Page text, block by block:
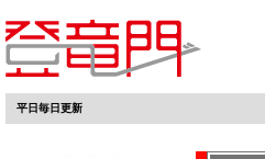
平日毎日更新